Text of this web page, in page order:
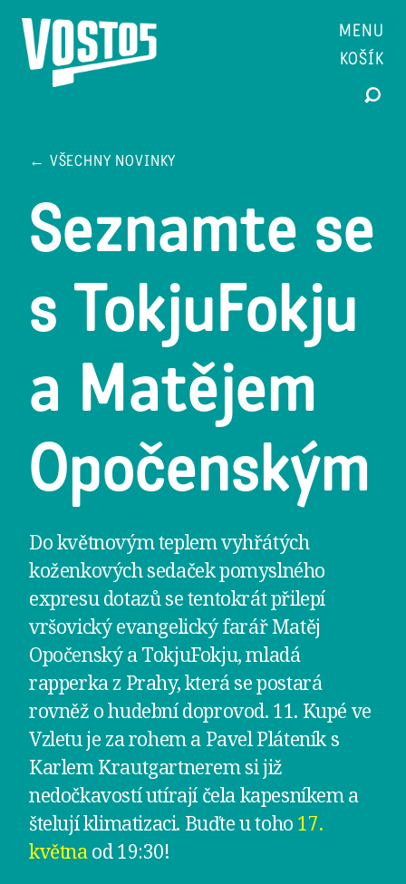
MENU
KOŠÍK
← VŠECHNY NOVINKY
Seznamte se
s TokjuFokju
a Matějem
Opočenským
Do květnovým teplem vyhřátých
koženkových sedaček pomyslného
expresu dotazů se tentokrát přilepí
vršovický evangelický farář Matěj
Opočenský a TokjuFokju, mladá
rapperka z Prahy, která se postará
rovněž o hudební doprovod. 11. Kupé ve
Vzletu je za rohem a Pavel Pláteník s
Karlem Krautgartnerem si již
nedočkavostí utírají čela kapesníkem a
štelují klimatizaci. Buďte u toho 17.
květnaod 19:30!